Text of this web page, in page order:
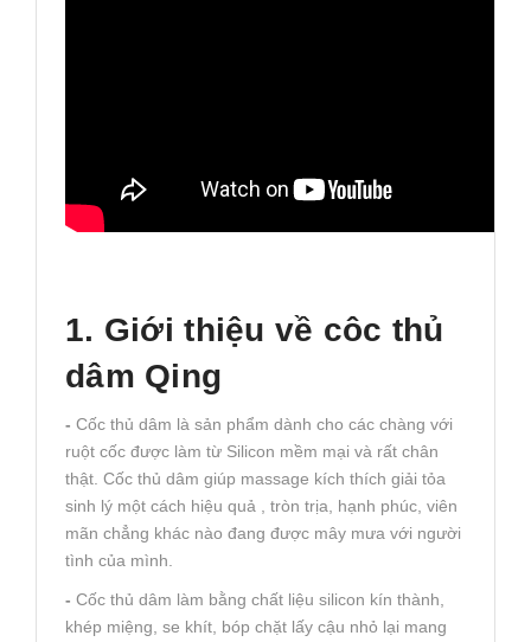
1. Giới thiệu về côc thủ
dâm Qing
- Cốc thủ dâm là sản phẩm dành cho các chàng với
ruột cốc được làm từ Silicon mềm mại và rất chân
thật. Cốc thủ dâm giúp massage kích thích giải tỏa
sinh lý một cách hiệu quả , tròn trịa, hạnh phúc, viên
mãn chẳng khác nào đang được mây mưa với người
tình của mình.
- Cốc thủ dâm làm bằng chất liệu silicon kín thành,
khép miệng, se khít, bóp chặt lấy cậu nhỏ lại mang